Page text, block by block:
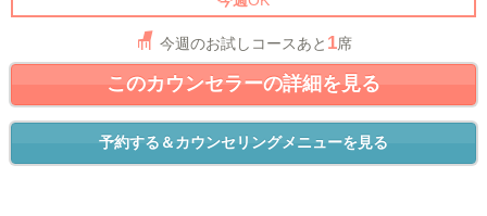
今週のお試しコースあと 1席
このカウンセラーの詳細を見る
予約する＆カウンセリングメニューを見る